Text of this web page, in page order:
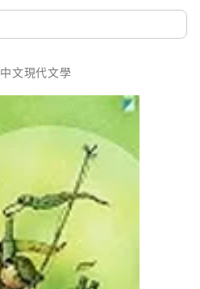
中文現代文學